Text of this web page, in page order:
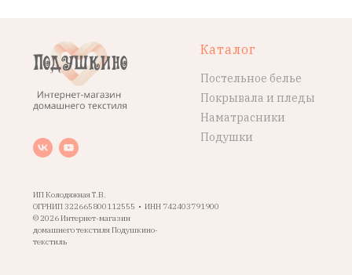
ИП Колодяжная Т.В.
ОГРНИП 322665800112555 • ИНН 742403791900
© 2026 Интернет-магазин
домашнего текстиля Подушкино-
текстиль
Каталог
Постельное белье
Покрывала и пледы
Наматрасники
Подушки